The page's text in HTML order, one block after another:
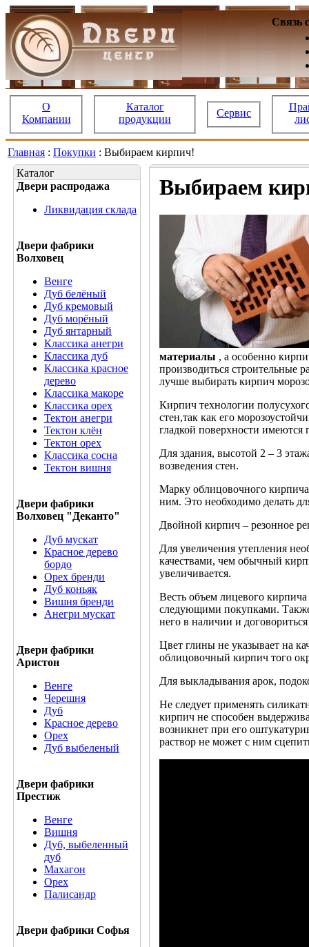
Связь
О
Компании
Каталог
продукции
Сервис
Главная : Покупки : Выбираем кирпич!
Каталог
Двери распродажа
Ликвидация склада
Двери фабрики
Волховец
Венге
Дуб белёный
Дуб кремовый
Дуб морёный
Дуб янтарный
Классика анегри
Классика дуб
Классика красное
дерево
Классика макоре
Классика орех
Тектон анегри
Тектон клён
Тектон орех
Классика сосна
Тектон вишня
Двери фабрики
Волховец "Деканто"
Дуб мускат
Красное дерево
бордо
Орех бренди
Дуб коньяк
Вишня бренди
Анегри мускат
Двери фабрики
Аристон
Венге
Черешня
Дуб
Красное дерево
Орех
Дуб выбеленый
Двери фабрики
Престиж
Венге
Вишня
Дуб, выбеленный
дуб
Махагон
Орех
Палисандр
Двери фабрики Софья
Выбираем
материалы , а особенно
производиться строительные
лучше выбирать кирпич
Кирпич технологии
стен,так как его
гладкой поверхности имеются
Для здания, высотой 2 – 3
возведения стен.
Марку облицовочного
ним. Это необходимо делать
Двойной кирпич – резонное
Для увеличения утепления
качествами, чем обычный
увеличивается.
Весть объем лицевого
следующими покупками.
него в наличии и
Цвет глины не указывает на
облицовочный кирпич того
Для выкладывания арок,
Не следует применять
кирпич не способен
возникнет при его
раствор не может с ним